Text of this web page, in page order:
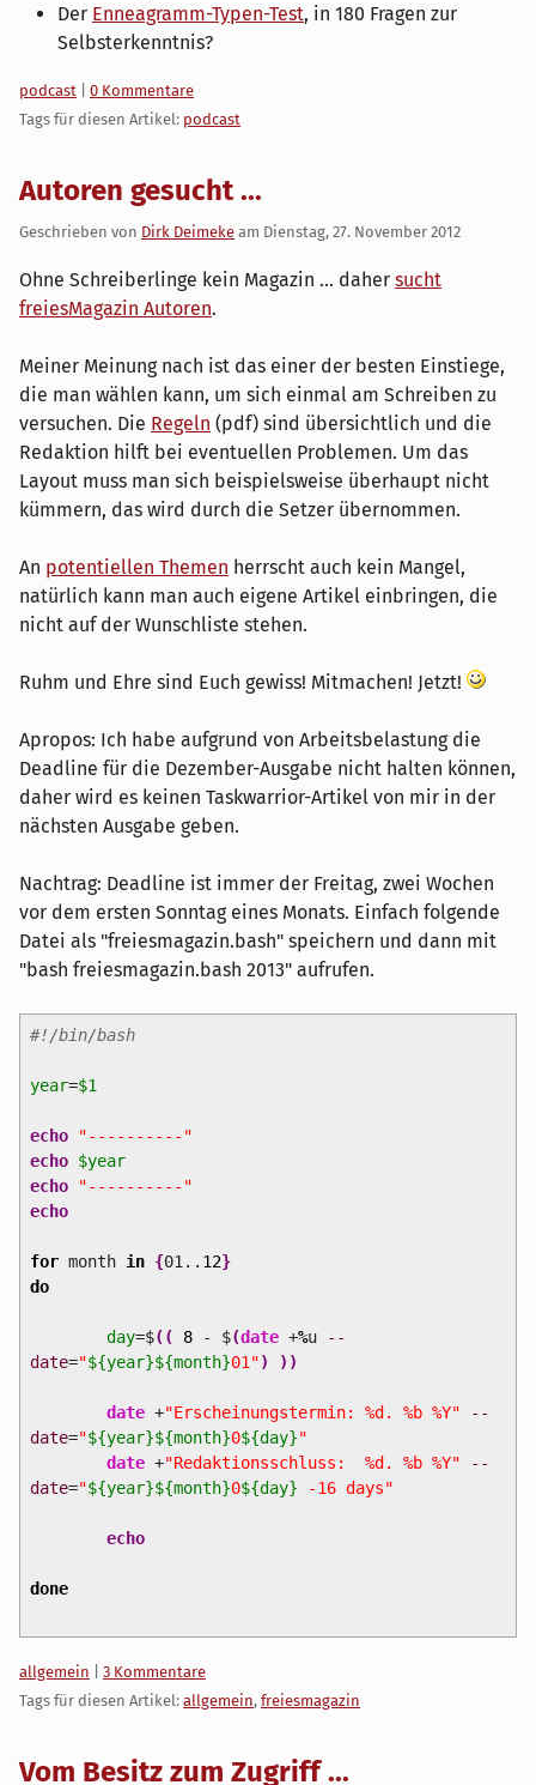
Der Enneagramm-Typen-Test, in 180 Fragen zur
Selbsterkenntnis?
Kategorien:
podcast
0 Kommentare
Tags für diesen Artikel: podcast
Autoren gesucht ...
Geschrieben von Dirk Deimeke am Dienstag, 27. November 2012
Ohne Schreiberlinge kein Magazin ... daher sucht
freiesMagazin Autoren.
Meiner Meinung nach ist das einer der besten Einstiege,
die man wählen kann, um sich einmal am Schreiben zu
versuchen. Die Regeln (pdf) sind übersichtlich und die
Redaktion hilft bei eventuellen Problemen. Um das
Layout muss man sich beispielsweise überhaupt nicht
kümmern, das wird durch die Setzer übernommen.
An potentiellen Themen herrscht auch kein Mangel,
natürlich kann man auch eigene Artikel einbringen, die
nicht auf der Wunschliste stehen.
Ruhm und Ehre sind Euch gewiss! Mitmachen! Jetzt!
Apropos: Ich habe aufgrund von Arbeitsbelastung die
Deadline für die Dezember-Ausgabe nicht halten können,
daher wird es keinen Taskwarrior-Artikel von mir in der
nächsten Ausgabe geben.
Nachtrag: Deadline ist immer der Freitag, zwei Wochen
vor dem ersten Sonntag eines Monats. Einfach folgende
Datei als "freiesmagazin.bash" speichern und dann mit
"bash freiesmagazin.bash 2013" aufrufen.
#!/bin/bash
year=$1
echo
"----------"
echo $year
echo
"----------"
echo
formonth in {01.. 12}
do
day=$( ( 8- $(date+%u
--
date="${year}${month}01") ) )
date+"Erscheinungstermin: %d. %b %Y"
--
date="${year}${month}0${day}"
date+"Redaktionsschluss: %d. %b %Y"
--
date="${year}${month}0${day} -16 days"
echo
done
Kategorien:
allgemein
3 Kommentare
Tags für diesen Artikel: allgemein, freiesmagazin
Vom Besitz zum Zugriff ...